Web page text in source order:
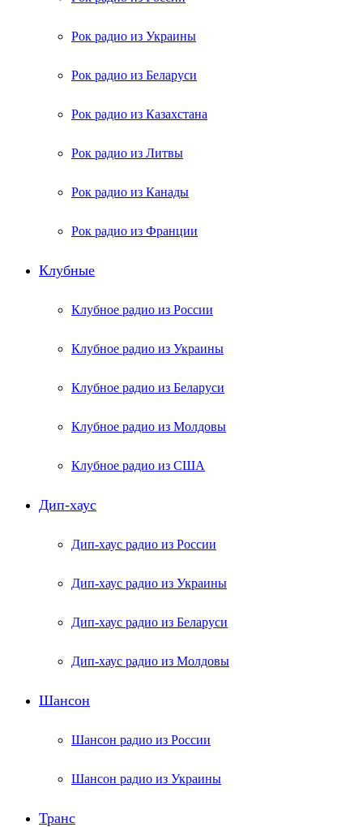
Рок радио из Украины
Рок радио из Беларуси
Рок радио из Казахстана
Рок радио из Литвы
Рок радио из Канады
Рок радио из Франции
Клубные
Клубное радио из России
Клубное радио из Украины
Клубное радио из Беларуси
Клубное радио из Молдовы
Клубное радио из США
Дип-хаус
Дип-хаус радио из России
Дип-хаус радио из Украины
Дип-хаус радио из Беларуси
Дип-хаус радио из Молдовы
Шансон
Шансон радио из России
Шансон радио из Украины
Транс